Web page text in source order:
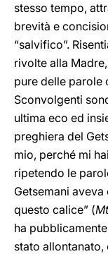
stesso tempo,
brevità e
“salvifico”.
rivolte alla
pure delle parole
Sconvolgenti
ultima eco ed
preghiera del
mio, perché mi
ripetendo le
Getsemani
questo calice” (Mt
ha
stato